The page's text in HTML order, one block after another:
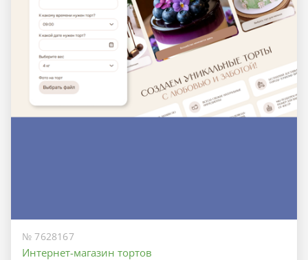
№ 7628167
Интернет-магазин тортов